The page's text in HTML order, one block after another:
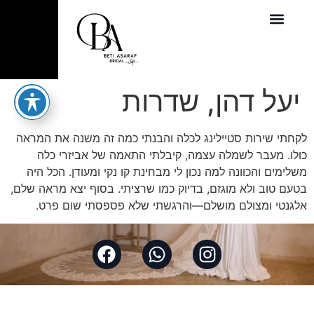
יעל דהן, שדרות
לקחתי שירות סטיילינג לכלה והבנתי כמה זה משנה את המראה
כולו. מעבר לשמלה עצמה, קיבלתי התאמה של אביזרי כלה
משלימים והכוונה למה נכון לי מבחינת קו נקי ומעודן. הכל היה
בטעם טוב ולא מוגזם, בדיוק כמו שרציתי. בסוף יצא מראה שלם,
אלגנטי ומצולם מושלם—והרגשתי שלא פספסתי שום פרט.